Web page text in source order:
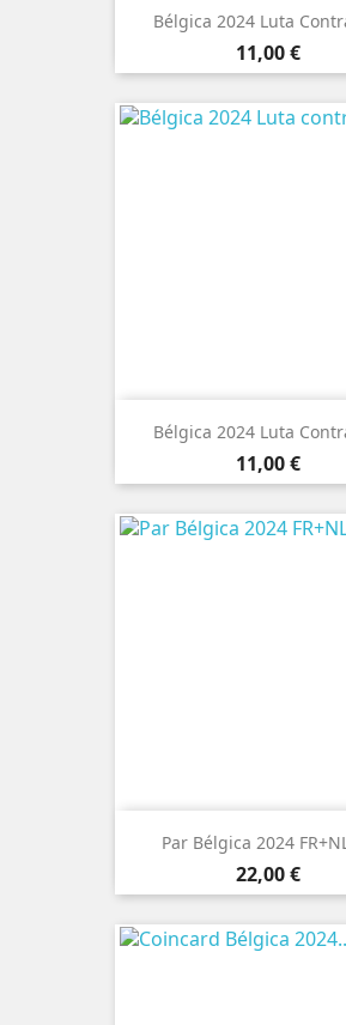
Bélgica 2024 Luta
Preço
11,00 €
Bélgica 2024 Luta
Preço
11,00 €
Par Bélgica 2024
Preço
22,00 €